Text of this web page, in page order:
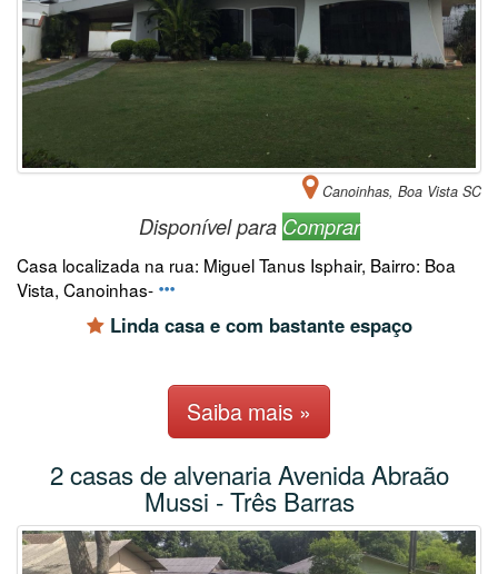
Canoinhas, Boa Vista SC
Disponível para Comprar
Casa localizada na rua: Miguel Tanus Isphair, Bairro: Boa
Vista, Canoinhas-
Linda casa e com bastante espaço
Saiba mais »
2 casas de alvenaria Avenida Abraão
Mussi - Três Barras